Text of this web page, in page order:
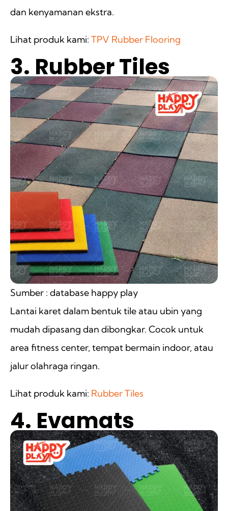
dan kenyamanan ekstra.
Lihat produk kami: TPV Rubber Flooring
3. Rubber Tiles
Sumber : database happy play
Lantai karet dalam bentuk tile atau ubin yang
mudah dipasang dan dibongkar. Cocok untuk
area fitness center, tempat bermain indoor, atau
jalur olahraga ringan.
Lihat produk kami: Rubber Tiles
4. Evamats